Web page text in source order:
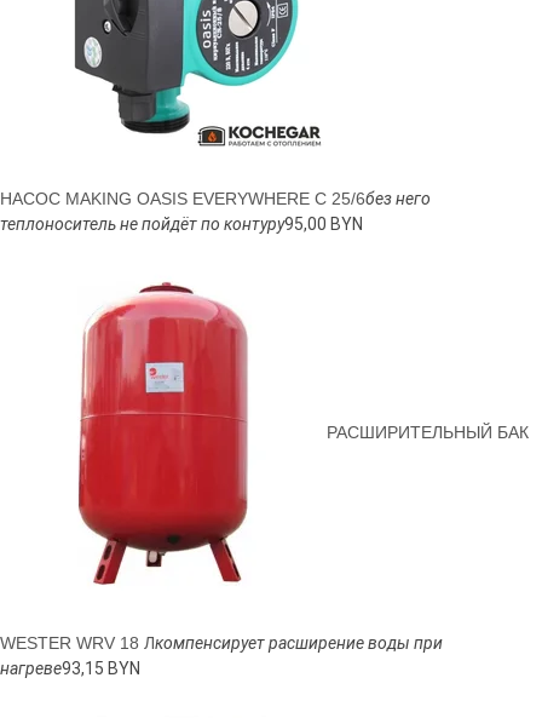
НАСОС MAKING OASIS EVERYWHERE C 25/6без него
теплоноситель не пойдёт по контуру95,00 BYN
РАСШИРИТЕЛЬНЫЙ БАК
WESTER WRV 18 Лкомпенсирует расширение воды при
нагреве93,15 BYN